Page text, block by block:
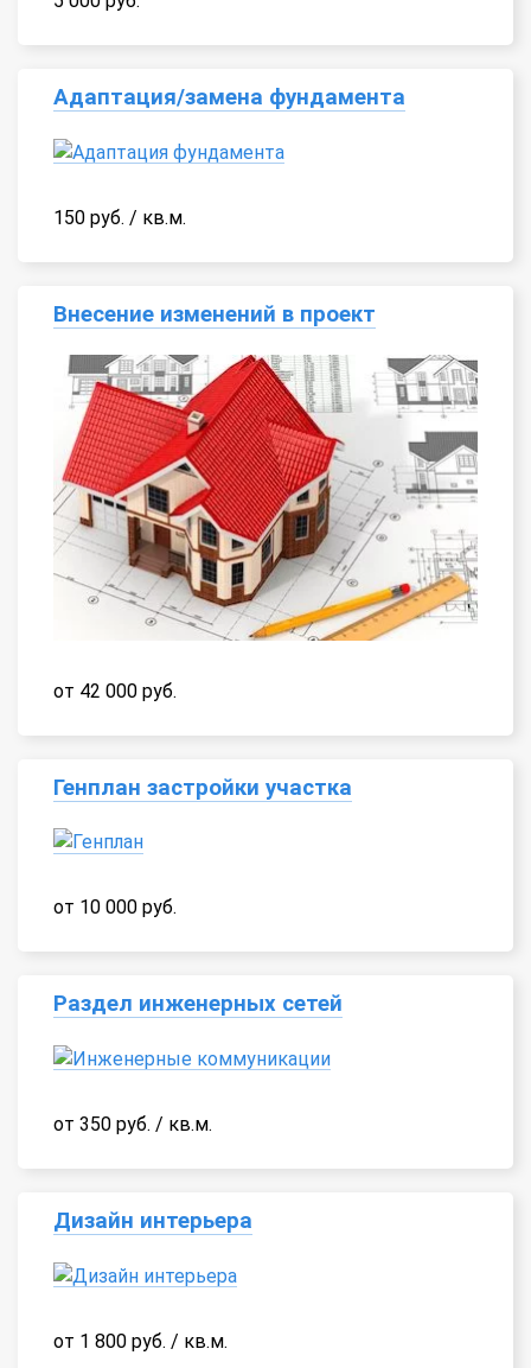
Адаптация/замена фундамента
150 руб. / кв.м.
Внесение изменений в проект
от 42 000 руб.
Генплан застройки участка
от 10 000 руб.
Раздел инженерных сетей
от 350 руб. / кв.м.
Дизайн интерьера
от 1 800 руб. / кв.м.